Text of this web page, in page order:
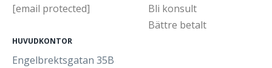
[email protected]
HUVUDKONTOR
Engelbrektsgatan 35B
Bli konsult
Bättre betalt